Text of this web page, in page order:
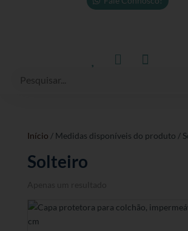
 
Início / Medidas disponíveis do produto /
Solteiro